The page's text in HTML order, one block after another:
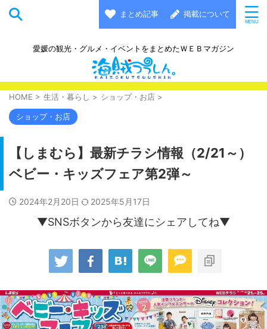
まとめ記事 掲載について
愛媛の観光・グルメ・イベントをまとめたＷＥＢマガジン
HOME > 生活・暮らし > ショップ・お店 >
ショップ・お店
【しまむら】最新チラシ情報（2/21～）
ベビー・キッズフェア第2弾～
2024年2月20日 2025年5月17日
▼SNSボタンから友達にシェアしてね▼